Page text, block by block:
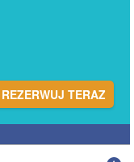
REZERWUJ TERAZ